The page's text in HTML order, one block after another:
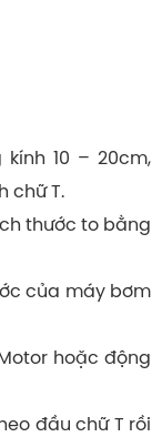
10 – 20cm,
chữ T.
thước to bằng
của máy bơm
hoặc động
đầu chữ T rồi